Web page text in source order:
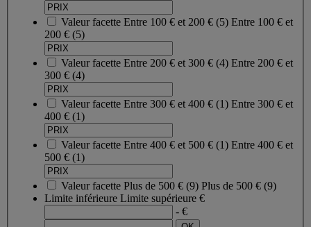
Valeur facette Entre 100 € et 200 € (5) Entre 100 € et
200 € (5)
Valeur facette Entre 200 € et 300 € (4) Entre 200 € et
300 € (4)
Valeur facette Entre 300 € et 400 € (1) Entre 300 € et
400 € (1)
Valeur facette Entre 400 € et 500 € (1) Entre 400 € et
500 € (1)
Valeur facette Plus de 500 € (9) Plus de 500 € (9)
Limite inférieure Limite supérieure €
- €